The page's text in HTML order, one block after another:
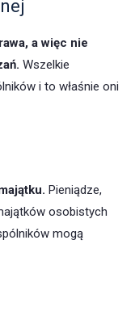
a więc nie
Wszelkie
i to właśnie oni
Pieniądze,
osobistych
mogą